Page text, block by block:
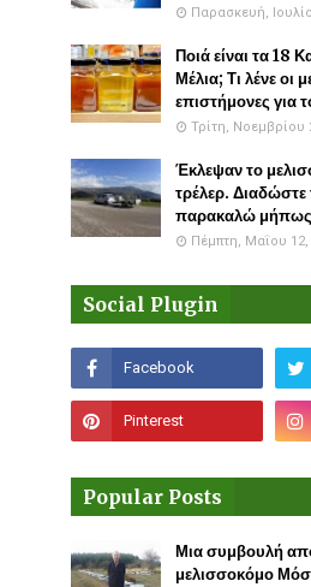
Παρασκευή,
Ποιά είναι τα 18
Μέλια; Τι λένε οι
επιστήμονες για
Τρίτη, Νοεμβρίου
Έκλεψαν το
τρέλερ.
παρακαλώ μήπως
Πέμπτη, Μαΐου 12,
Social Plugin
Popular Posts
Μια συμβουλή
μελισσοκόμο